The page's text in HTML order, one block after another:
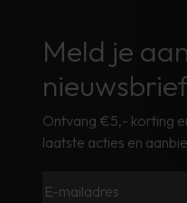
Meld je
Ontvang €5,- korting
laatste acties en